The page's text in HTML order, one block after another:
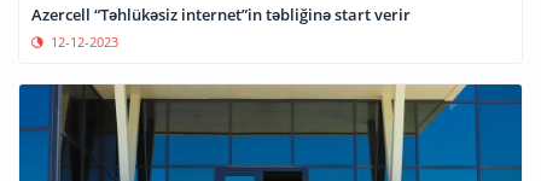
Azercell “Təhlükəsiz internet”in təbliğinə start verir
12-12-2023